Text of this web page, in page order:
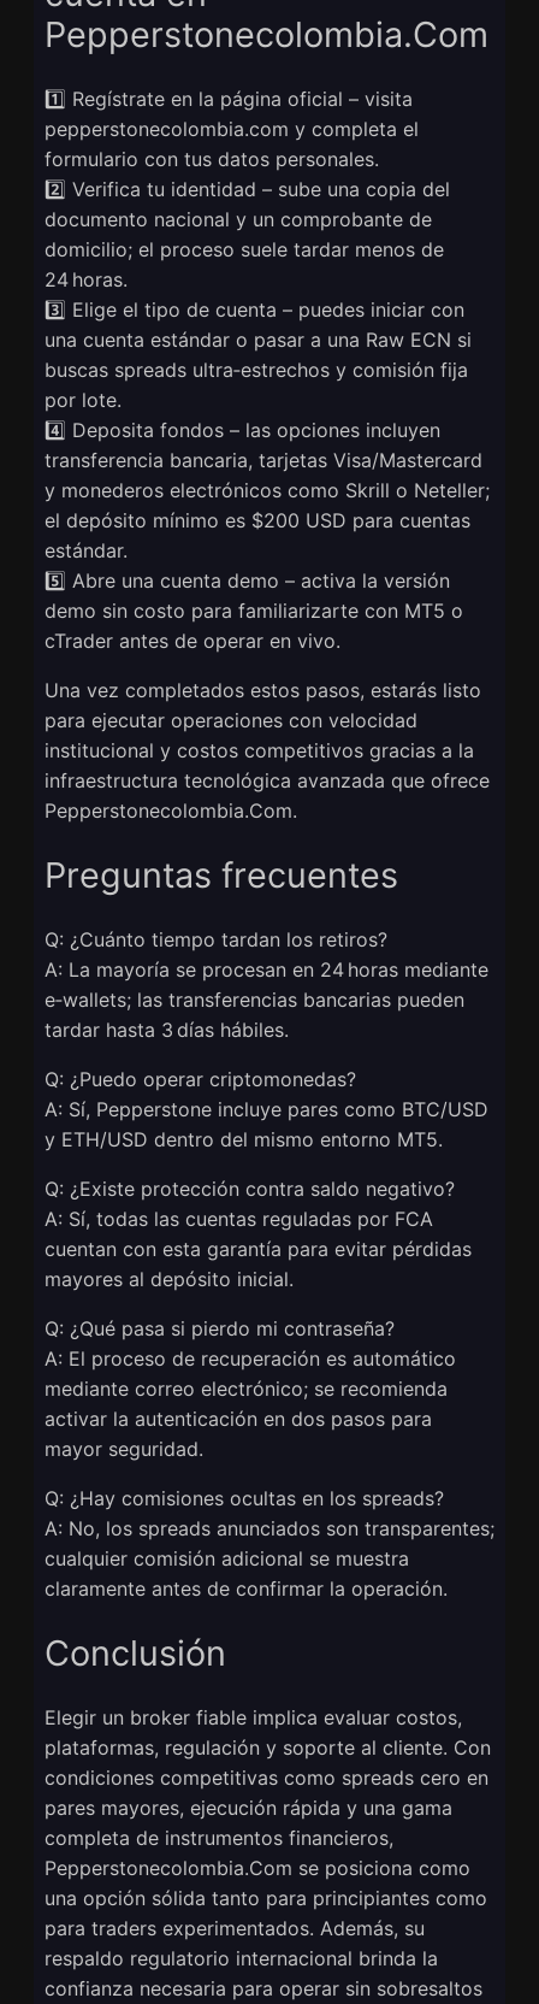
Pepperstonecolombia.Com
1️⃣ Regístrate en la página oficial – visita
pepperstonecolombia.com y completa el
formulario con tus datos personales.
2️⃣ Verifica tu identidad – sube una copia del
documento nacional y un comprobante de
domicilio; el proceso suele tardar menos de
24 horas.
3️⃣ Elige el tipo de cuenta – puedes iniciar con
una cuenta estándar o pasar a una Raw ECN si
buscas spreads ultra‑estrechos y comisión fija
por lote.
4️⃣ Deposita fondos – las opciones incluyen
transferencia bancaria, tarjetas Visa/Mastercard
y monederos electrónicos como Skrill o Neteller;
el depósito mínimo es $200 USD para cuentas
estándar.
5️⃣ Abre una cuenta demo – activa la versión
demo sin costo para familiarizarte con MT5 o
cTrader antes de operar en vivo.
Una vez completados estos pasos, estarás listo
para ejecutar operaciones con velocidad
institucional y costos competitivos gracias a la
infraestructura tecnológica avanzada que ofrece
Pepperstonecolombia.Com.
Preguntas frecuentes
Q: ¿Cuánto tiempo tardan los retiros?
A: La mayoría se procesan en 24 horas mediante
e‑wallets; las transferencias bancarias pueden
tardar hasta 3 días hábiles.
Q: ¿Puedo operar criptomonedas?
A: Sí, Pepperstone incluye pares como BTC/USD
y ETH/USD dentro del mismo entorno MT5.
Q: ¿Existe protección contra saldo negativo?
A: Sí, todas las cuentas reguladas por FCA
cuentan con esta garantía para evitar pérdidas
mayores al depósito inicial.
Q: ¿Qué pasa si pierdo mi contraseña?
A: El proceso de recuperación es automático
mediante correo electrónico; se recomienda
activar la autenticación en dos pasos para
mayor seguridad.
Q: ¿Hay comisiones ocultas en los spreads?
A: No, los spreads anunciados son transparentes;
cualquier comisión adicional se muestra
claramente antes de confirmar la operación.
Conclusión
Elegir un broker fiable implica evaluar costos,
plataformas, regulación y soporte al cliente. Con
condiciones competitivas como spreads cero en
pares mayores, ejecución rápida y una gama
completa de instrumentos financieros,
Pepperstonecolombia.Com se posiciona como
una opción sólida tanto para principiantes como
para traders experimentados. Además, su
respaldo regulatorio internacional brinda la
confianza necesaria para operar sin sobresaltos